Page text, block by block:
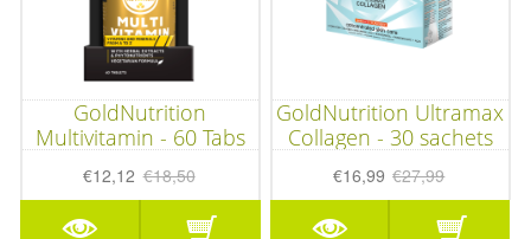
GoldNutrition
Multivitamin - 60 Tabs
€12,12 €18,50
GoldNutrition Ultramax
Collagen - 30 sachets
€16,99 €27,99